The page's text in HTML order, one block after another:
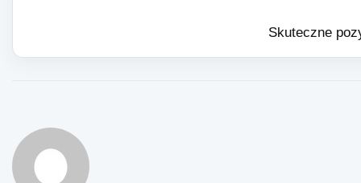
Skuteczne